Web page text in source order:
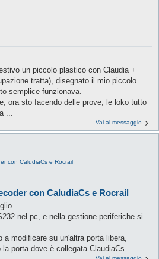
un piccolo plastico con Claudia +
tratta), disegnato il mio piccolo
semplice funzionava.
ora sto facendo delle prove, le loko tutto
...
Vai al messaggio
con CaludiaCs e Rocrail
con CaludiaCs e Rocrail
nel pc, e nella gestione periferiche si
modificare su un'altra porta libera,
porta dove è collegata ClaudiaCs.